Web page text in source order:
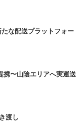
な配送プラットフォー
〜山陰エリアへ実運送
渡し